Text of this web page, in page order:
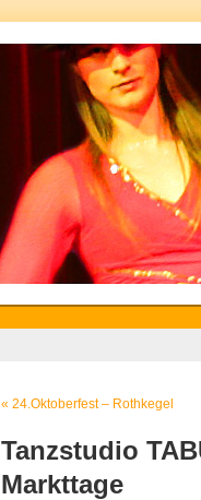
« 24.Oktoberfest – Rothkegel
Tanzstudio
Markttage